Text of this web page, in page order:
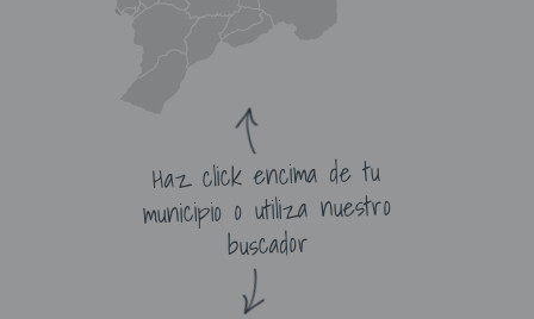
Haz click encima de tu
municipio o utiliza nuestro
buscador